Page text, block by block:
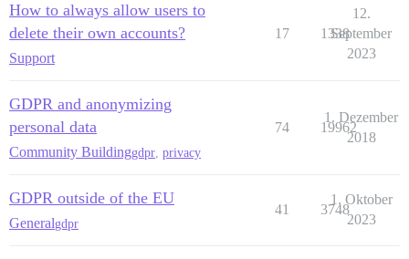
How to always allow users to
delete their own accounts?
Support
17 1338
12.
September
2023
GDPR and anonymizing
personal data
Community Buildinggdpr privacy
74 19962
1. Dezember
2018
GDPR outside of the EU
Generalgdpr
41 3748
1. Oktober
2023